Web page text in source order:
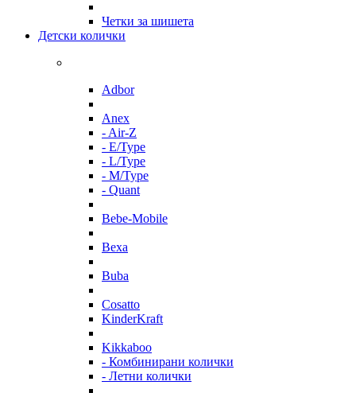
Четки за шишета
Детски колички
Adbor
Anex
- Air-Z
- E/Type
- L/Type
- M/Type
- Quant
Bebe-Mobile
Bexa
Buba
Cosatto
KinderKraft
Kikkaboo
- Комбинирани колички
- Летни колички